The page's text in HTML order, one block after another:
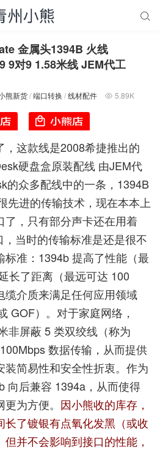

金属头1394B 火线
9对9 1.58米线 JEM代工
熊新货/端口转换 /线材配件  5.89K
，这款线是2008希捷推出的
硬盘盒原装配线 由JEM代
的众多配线中的一条，1394B
先进的传输技术，现在本本上
了，只有部分声卡还在用着
当时的传输标准是还是很不
准：1394b 提高了性能（最
长了距离（最远可达 100
缆介质来满足任何应用领域
GOF）。对于家庭网络，
非屏蔽 5 类双绞线（称为
数据传输，从而提供
装简易性和安全性折衷。作为
向后兼容 1394a，从而使得
为方便。 因小熊收的库存，
长了镀银有点氧化发黑（或收
并不会影响到接口的性能，